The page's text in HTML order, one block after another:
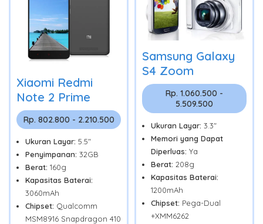
Xiaomi Redmi
Note 2 Prime
Rp. 802.800 - 2.210.500
Ukuran Layar: 5.5"
Penyimpanan: 32GB
Berat: 160g
Kapasitas Baterai:
3060mAh
Chipset: Qualcomm
MSM8916 Snapdragon 410
Samsung Galaxy
S4 Zoom
Rp. 1.060.500 -
5.509.500
Ukuran Layar: 3.3"
Memori yang Dapat
Diperluas: Ya
Berat: 208g
Kapasitas Baterai:
1200mAh
Chipset: Pega-Dual
+XMM6262